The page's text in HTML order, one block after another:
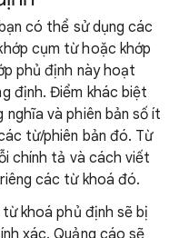
có thể sử dụng các
cụm từ hoặc khớp
phủ định này hoạt
định. Điểm khác biệt
và phiên bản số ít
từ/phiên bản đó. Từ
chính tả và cách viết
các từ khoá đó.
khoá phủ định sẽ bị